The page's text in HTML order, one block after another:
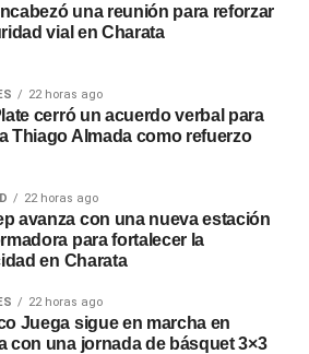
una reunión para reforzar
vial en Charata
22 horas ago
cerró un acuerdo verbal para
Thiago Almada como refuerzo
22 horas ago
avanza con una nueva estación
para fortalecer la
en Charata
22 horas ago
Juega sigue en marcha en
con una jornada de básquet 3×3